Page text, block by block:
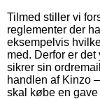
Tilmed stiller vi
reglementer der
eksempelvis
med. Derfor er
sikrer sin
handlen af Kinzo
skal købe en